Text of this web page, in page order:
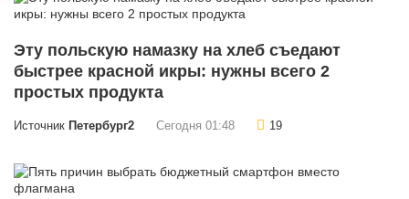
Эту польскую намазку на хлеб съедают
быстрее красной икры: нужны всего 2
простых продукта
Источник Петербург2 Сегодня 01:48 19